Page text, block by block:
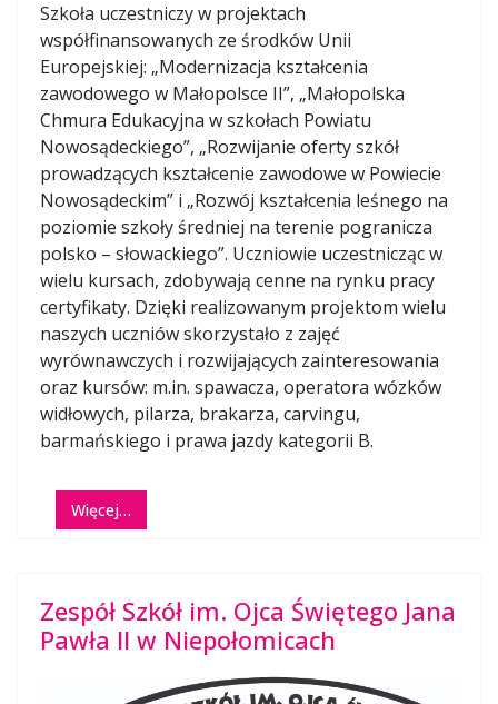
Szkoła uczestniczy w projektach
współfinansowanych ze środków Unii
Europejskiej: „Modernizacja kształcenia
zawodowego w Małopolsce II”, „Małopolska
Chmura Edukacyjna w szkołach Powiatu
Nowosądeckiego”, „Rozwijanie oferty szkół
prowadzących kształcenie zawodowe w Powiecie
Nowosądeckim” i „Rozwój kształcenia leśnego na
poziomie szkoły średniej na terenie pogranicza
polsko – słowackiego”. Uczniowie uczestnicząc w
wielu kursach, zdobywają cenne na rynku pracy
certyfikaty. Dzięki realizowanym projektom wielu
naszych uczniów skorzystało z zajęć
wyrównawczych i rozwijających zainteresowania
oraz kursów: m.in. spawacza, operatora wózków
widłowych, pilarza, brakarza, carvingu,
barmańskiego i prawa jazdy kategorii B.
Więcej…
Zespół Szkół im. Ojca Świętego Jana
Pawła II w Niepołomicach